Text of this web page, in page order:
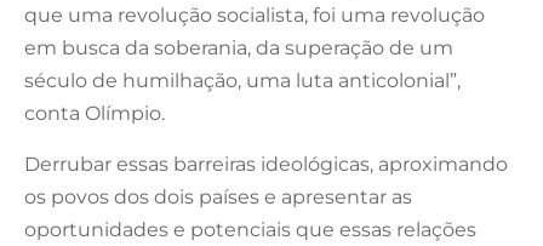
que uma revolução socialista, foi uma revolução
em busca da soberania, da superação de um
século de humilhação, uma luta anticolonial”,
conta Olímpio.
Derrubar essas barreiras ideológicas, aproximando
os povos dos dois países e apresentar as
oportunidades e potenciais que essas relações